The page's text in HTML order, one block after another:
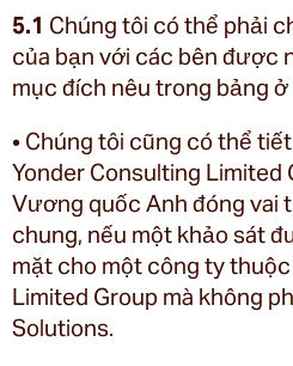
5.1 Chúng tôi có thể phải
của bạn với các bên được
mục đích nêu trong bảng
• Chúng tôi cũng có thể
Yonder Consulting Limited
Vương quốc Anh đóng vai
chung, nếu một khảo sát
mặt cho một công ty
Limited Group mà không
Solutions.